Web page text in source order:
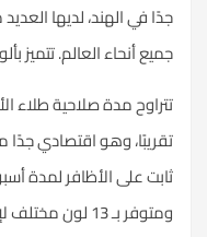
جدًا في الهند، لديها
جميع أنحاء العالم. تتميز
تقريبًا، وهو اقتصادي جدًا
ثابت على الأظافر لمدة
ومتوفر بـ 13 لون مختلف لإرضاء جميع الأذواق.